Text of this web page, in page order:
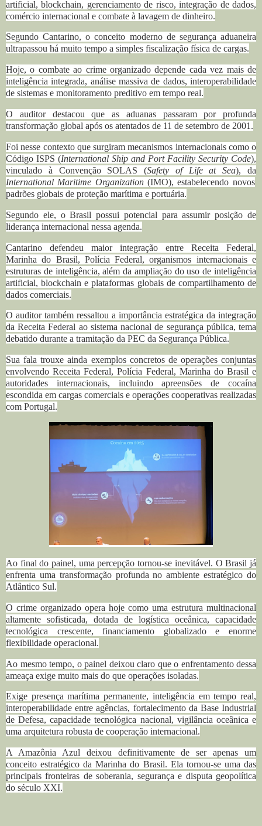
artificial, blockchain, gerenciamento de risco, integração de dados,
comércio internacional e combate à lavagem de dinheiro.
Segundo Cantarino, o conceito moderno de segurança aduaneira
ultrapassou há muito tempo a simples fiscalização física de cargas.
Hoje, o combate ao crime organizado depende cada vez mais de
inteligência integrada, análise massiva de dados, interoperabilidade
de sistemas e monitoramento preditivo em tempo real.
O auditor destacou que as aduanas passaram por profunda
transformação global após os atentados de 11 de setembro de 2001.
Foi nesse contexto que surgiram mecanismos internacionais como o
Código ISPS (International Ship and Port Facility Security Code),
vinculado à Convenção SOLAS (Safety of Life at Sea), da
International Maritime Organization(IMO), estabelecendo novos
padrões globais de proteção marítima e portuária.
Segundo ele, o Brasil possui potencial para assumir posição de
liderança internacional nessa agenda.
Cantarino defendeu maior integração entre Receita Federal,
Marinha do Brasil, Polícia Federal, organismos internacionais e
estruturas de inteligência, além da ampliação do uso de inteligência
artificial, blockchain e plataformas globais de compartilhamento de
dados comerciais.
O auditor também ressaltou a importância estratégica da integração
da Receita Federal ao sistema nacional de segurança pública, tema
debatido durante a tramitação da PEC da Segurança Pública.
Sua fala trouxe ainda exemplos concretos de operações conjuntas
envolvendo Receita Federal, Polícia Federal, Marinha do Brasil e
autoridades internacionais, incluindo apreensões de cocaína
escondida em cargas comerciais e operações cooperativas realizadas
com Portugal.
Ao final do painel, uma percepção tornou-se inevitável. O Brasil já
enfrenta uma transformação profunda no ambiente estratégico do
Atlântico Sul.
O crime organizado opera hoje como uma estrutura multinacional
altamente sofisticada, dotada de logística oceânica, capacidade
tecnológica crescente, financiamento globalizado e enorme
flexibilidade operacional.
Ao mesmo tempo, o painel deixou claro que o enfrentamento dessa
ameaça exige muito mais do que operações isoladas.
Exige presença marítima permanente, inteligência em tempo real,
interoperabilidade entre agências, fortalecimento da Base Industrial
de Defesa, capacidade tecnológica nacional, vigilância oceânica e
uma arquitetura robusta de cooperação internacional.
A Amazônia Azul deixou definitivamente de ser apenas um
conceito estratégico da Marinha do Brasil. Ela tornou-se uma das
principais fronteiras de soberania, segurança e disputa geopolítica
do século XXI.